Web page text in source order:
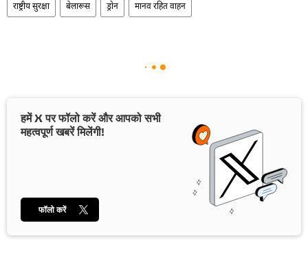
राष्ट्रीय सुरक्षा बेलारूस ड्रोन मानव रहित वाहन
हमें X पर फॉलो करें और आपको सभी
महत्वपूर्ण खबरें मिलेंगी!
फॉलो करें